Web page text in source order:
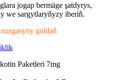
jogap bermäge şatdyrys,
we sargytlaryňyzy iberiň.
goldaň